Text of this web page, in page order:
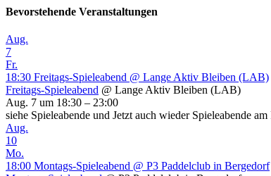
Bevorstehende Veranstaltungen
Aug.
7
Fr.
18:30 Freitags-Spieleabend @ Lange Aktiv Bleiben (LAB)
Freitags-Spieleabend @ Lange Aktiv Bleiben (LAB)
Aug. 7 um 18:30 – 23:00
siehe Spieleabende und Jetzt auch wieder Spieleabende am
Aug.
10
Mo.
18:00 Montags-Spieleabend @ P3 Paddelclub in Bergedorf